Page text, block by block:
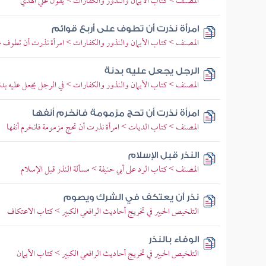
امرأة نذرت أن تطوف على أربع قوائم
المصنف > كتاب الأيمان والنذور والكفارات > امرأة نذرت أن تطوف
الرجل يجعل عليه بدنة
المصنف > كتاب الأيمان والنذور والكفارات > في الرجل يجعل عليه
امرأة نذرت أن تحج مزمومة فانخرم أنفها
المصنف > كتاب الديات > امرأة نذرت أن تحج مزمومة فانخرم أنفها
النذر قبل الإسلام
المصنف > كتاب الرد على أبي حنيفة > مسألة النذر قبل الإسلام
نذر أن يعتكف في الشرك ويصوم
التلخيص الحبير في تخريج أحاديث الرافعي الكبير > كتاب الاعتكاف
الوفاء بالنذر
التلخيص الحبير في تخريج أحاديث الرافعي الكبير > كتاب الأيمان